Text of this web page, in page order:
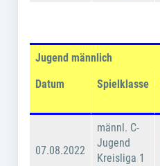
Jugend männlich
Datum
Spielklasse
07.08.2022
männl. C-
Jugend
Kreisliga 1